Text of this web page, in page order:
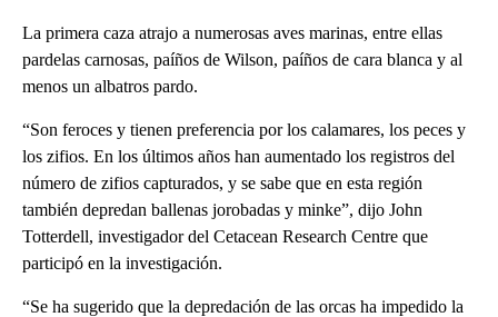
La primera caza atrajo a numerosas aves marinas, entre ellas
pardelas carnosas, paíños de Wilson, paíños de cara blanca y al
menos un albatros pardo.
“Son feroces y tienen preferencia por los calamares, los peces y
los zifios. En los últimos años han aumentado los registros del
número de zifios capturados, y se sabe que en esta región
también depredan ballenas jorobadas y minke”, dijo John
Totterdell, investigador del Cetacean Research Centre que
participó en la investigación.
“Se ha sugerido que la depredación de las orcas ha impedido la